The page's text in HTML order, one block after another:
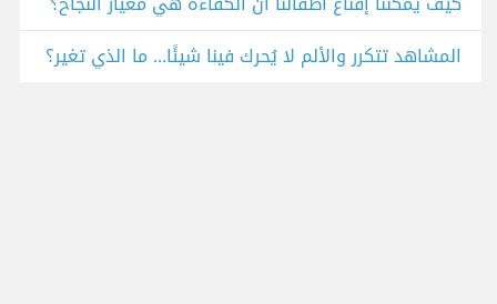
المشاهد تتكرر والألم لا يُحرك فينا شيئًا... ما الذي تغير؟